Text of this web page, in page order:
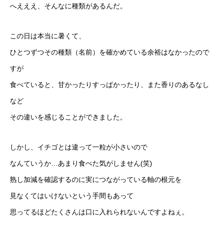
へえええ、そんなに種類があるんだ。
この日は本当に暑くて、
ひとつずつその種類（名前）を確かめている余裕はなかったので
すが
食べていると、甘かったりすっぱかったり、また香りのあるなし
など
その違いを感じることができました。
しかし、イチゴとは違って一粒が小さいので
なんていうか…あまり食べた気がしません(笑)
熟し加減を確認するのに実につながっている軸の根元を
見なくてはいけないという手間もあって
思ってるほどたくさんは口に入れられないんですよねぇ。